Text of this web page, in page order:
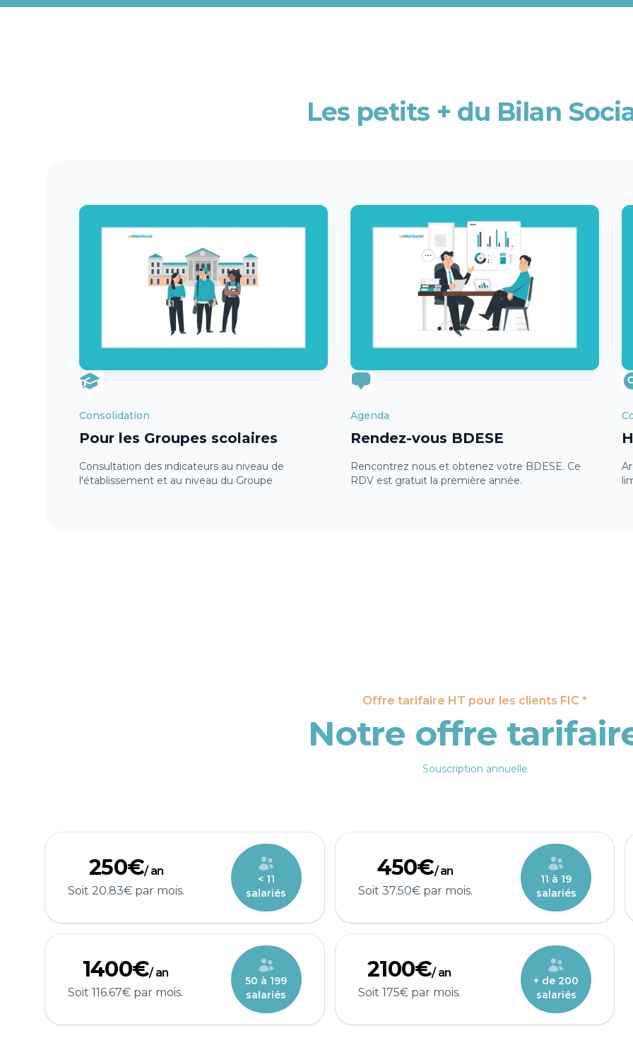
Les petits + du Bilan
Consolidation
Pour les Groupes scolaires
Consultation des indicateurs au niveau de
l'établissement et au niveau du Groupe
Agenda
Rendez-vous BDESE
Rencontrez nous et obtenez votre BDESE. Ce
RDV est gratuit la première année.
Offre tarifaire HT pour les clients FIC *
Notre offre
Souscription annuelle
250€/ an
Soit 20.83€ par mois.
< 11
salariés
450€/ an
Soit 37.50€ par mois.
11 à 19
salariés
1400€/ an
Soit 116.67€ par mois.
50 à 199
salariés
2100€/ an
Soit 175€ par mois.
+ de 200
salariés